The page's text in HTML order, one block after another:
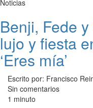
Noticias
Benji, Fede
lujo y fiesta
‘Eres mía’
Escrito por: Francisco
Sin comentarios
1 minuto